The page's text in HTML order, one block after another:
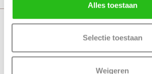
Alles toestaan
Selectie toestaan
Weigeren
CanDo